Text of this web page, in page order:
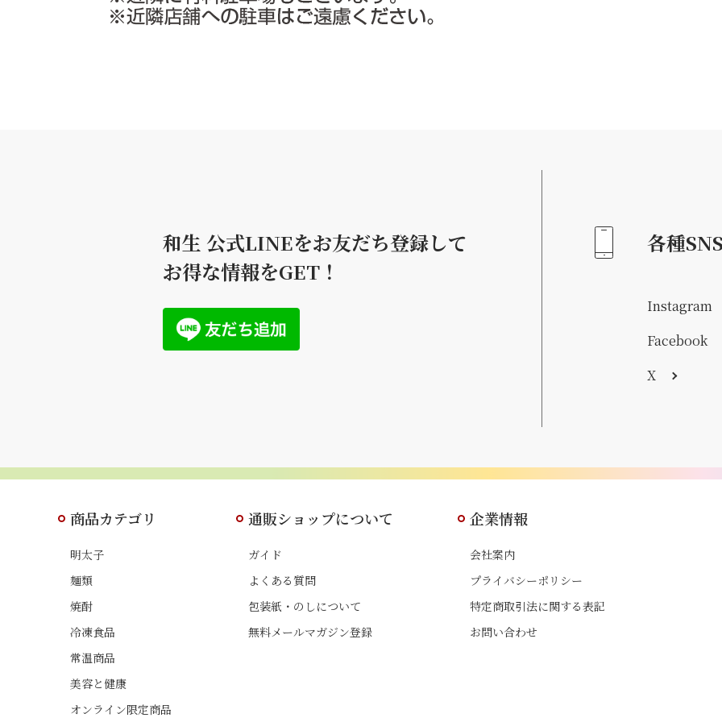
和生 公式LINEをお友だち登録して
お得な情報をGET！
各種
Instagram
Facebook
X
商品カテゴリ
明太子
麺類
焼酎
冷凍食品
常温商品
美容と健康
オンライン限定商品
通販ショップについて
ガイド
よくある質問
包装紙・のしについて
無料メールマガジン登録
企業情報
会社案内
プライバシーポリシー
特定商取引法に関する表記
お問い合わせ